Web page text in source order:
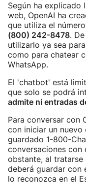
Según ha explicado
web, OpenAI ha
que utiliza el
(800) 242-8478.
utilizarlo ya sea
como para chatear
WhatsApp.
El 'chatbot' está
que solo se podrá
admite ni entradas
Para conversar con
con iniciar un
guardado 1-800-
conversaciones
obstante, al tratarse
deberá guardar con
lo reconozca en el